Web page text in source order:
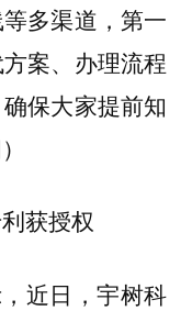
多渠道，第一
案、办理流程
保大家提前知
获授权
近日，宇树科